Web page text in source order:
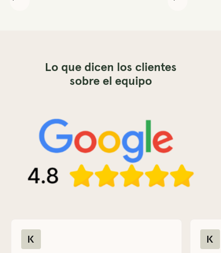
Lo que dicen los clientes
sobre el equipo